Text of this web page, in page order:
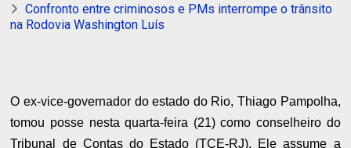
Confronto entre criminosos e PMs interrompe o trânsito
na Rodovia Washington Luís
O ex-vice-governador do estado do Rio, Thiago Pampolha,
tomou posse nesta quarta-feira (21) como conselheiro do
Tribunal de Contas do Estado (TCE-RJ). Ele assume a